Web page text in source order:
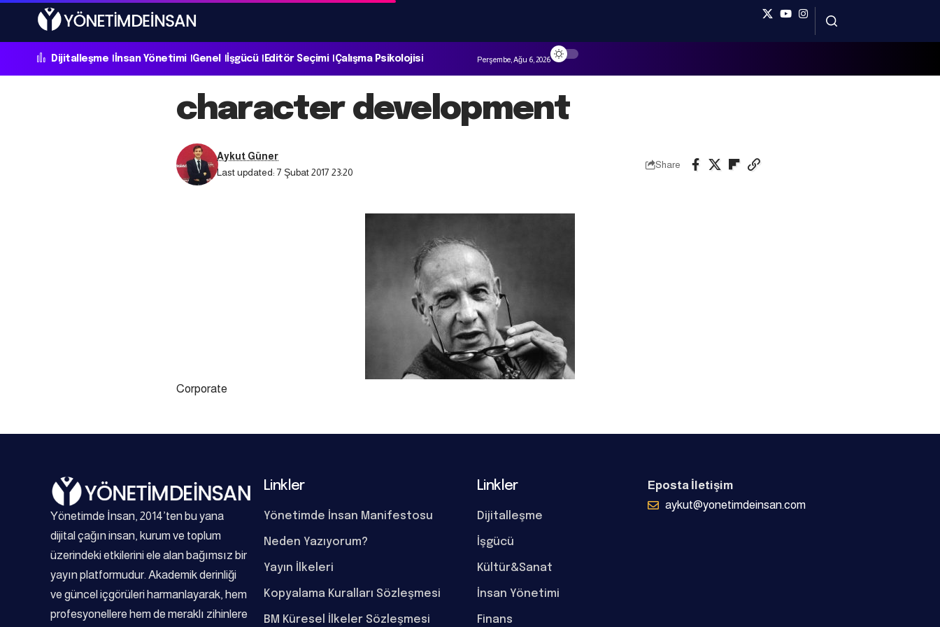
Dijitalleşme İnsan Yönetimi Genel İşgücü Editör Seçimi Çalışma Psikolojisi Perşembe, Ağu 6, 2026
character development
Last updated: 7 Şubat 2017 23:20
Aykut Güner
Share
Corporate
Yönetimde İnsan, 2014’ten bu yana
dijital çağın insan, kurum ve toplum
üzerindeki etkilerini ele alan bağımsız bir
yayın platformudur. Akademik derinliği
ve güncel içgörüleri harmanlayarak, hem
profesyonellere hem de meraklı zihinlere
Linkler
Yönetimde İnsan Manifestosu
Neden Yazıyorum?
Yayın İlkeleri
Kopyalama Kuralları Sözleşmesi
BM Küresel İlkeler Sözleşmesi
Linkler
Dijitalleşme
İşgücü
Kültür&Sanat
İnsan Yönetimi
Finans
Eposta İletişim
aykut@yonetimdeinsan.com